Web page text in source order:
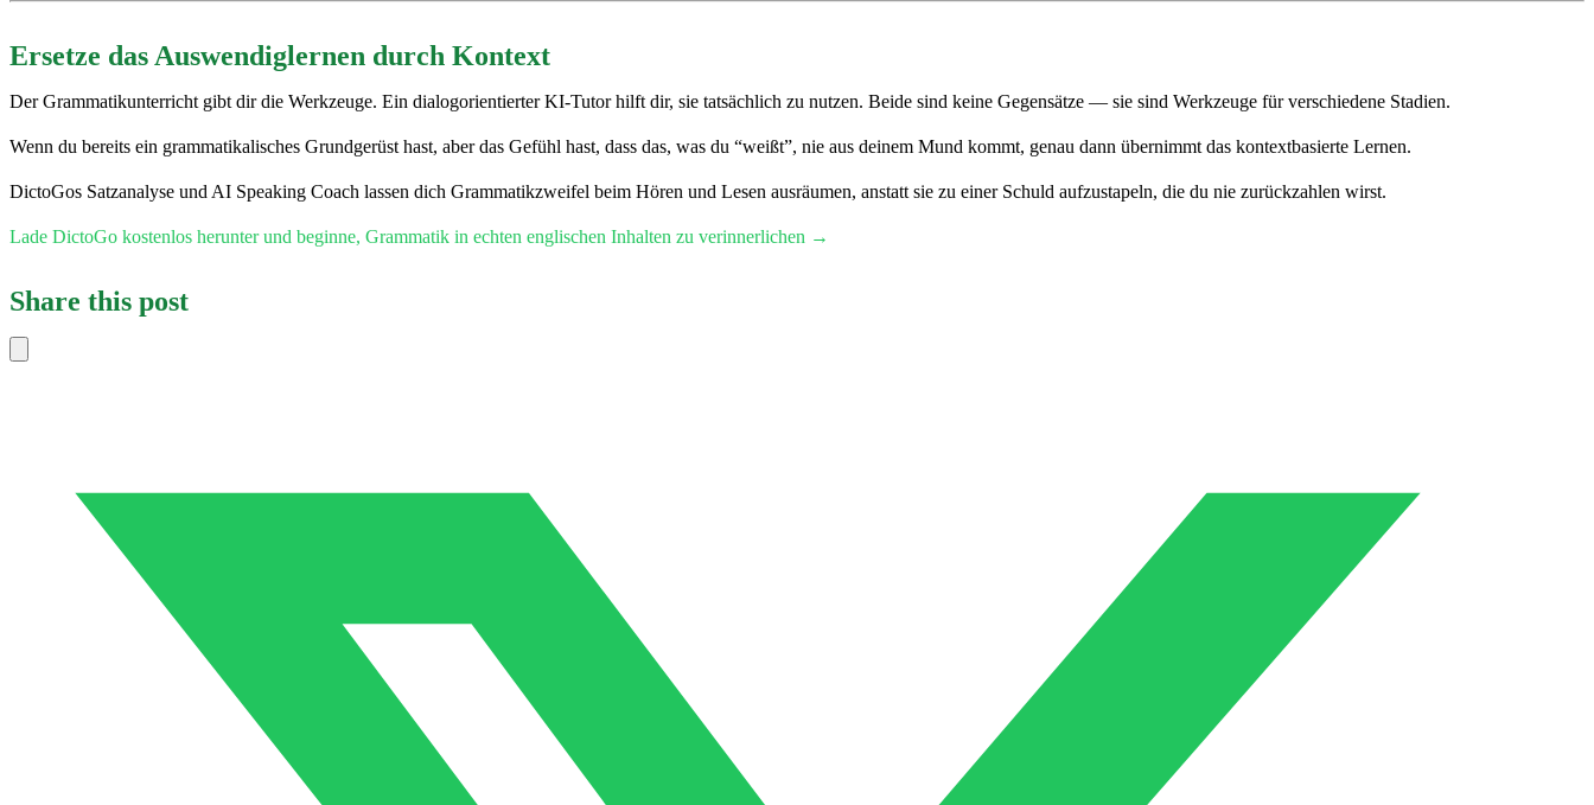
Ersetze das Auswendiglernen durch Kontext
Der Grammatikunterricht gibt dir die Werkzeuge. Ein dialogorientierter KI-Tutor hilft dir, sie tatsächlich zu nutzen. Beide sind keine Gegensätze — sie sind Werkzeuge für verschiedene Stadien.
Wenn du bereits ein grammatikalisches Grundgerüst hast, aber das Gefühl hast, dass das, was du “weißt”, nie aus deinem Mund kommt, genau dann übernimmt das kontextbasierte Lernen.
DictoGos Satzanalyse und AI Speaking Coach lassen dich Grammatikzweifel beim Hören und Lesen ausräumen, anstatt sie zu einer Schuld aufzustapeln, die du nie zurückzahlen wirst.
Lade DictoGo kostenlos herunter und beginne, Grammatik in echten englischen Inhalten zu verinnerlichen →
Share this post